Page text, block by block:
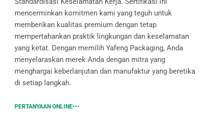
mencerminkan komitmen kami yang teguh untuk
memberikan kualitas premium dengan tetap
mempertahankan praktik lingkungan dan keselamatan
yang ketat. Dengan memilih Yafeng Packaging, Anda
menyelaraskan merek Anda dengan mitra yang
menghargai keberlanjutan dan manufaktur yang beretika
di setiap langkah.
PERTANYAAN ONLINE